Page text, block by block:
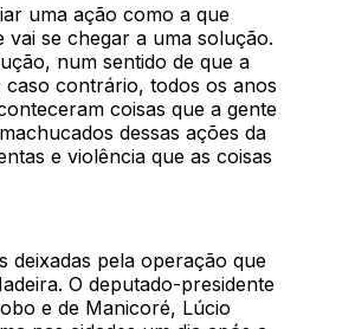
uma ação como a que
se chegar a uma solução.
num sentido de que a
contrário, todos os anos
coisas que a gente
dessas ações da
e violência que as coisas
deixadas pela operação que
O deputado-presidente
e de Manicoré, Lúcio